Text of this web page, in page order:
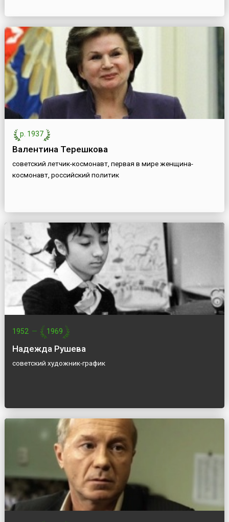
р. 1937
Валентина Терешкова
советский летчик-космонавт, первая в мире женщина-
космонавт, российский политик
1952 — 1969
Надежда Рушева
советский художник-график